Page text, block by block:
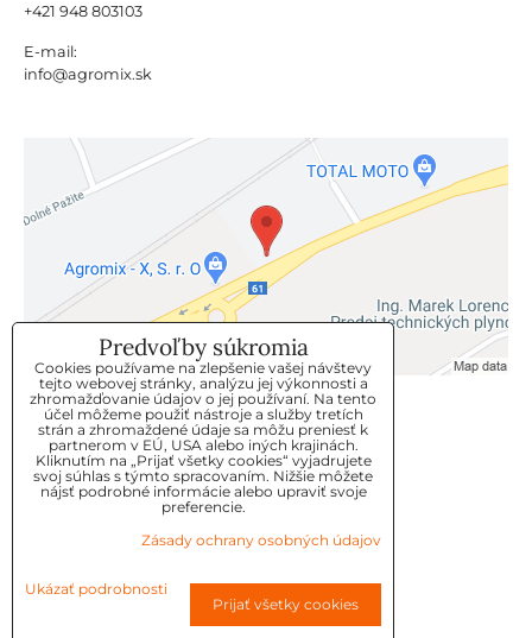
+421 948 803103
E-mail:
info@agromix.sk
KLIENTSKÝ SERVIS
GDPR
KONTAKT
OBJEDNÁVKY
OBCHODNE-PODMIENKY
Predvoľby súkromia
Cookies používame na zlepšenie vašej návštevy
tejto webovej stránky, analýzu jej výkonnosti a
zhromažďovanie údajov o jej používaní. Na tento
účel môžeme použiť nástroje a služby tretích
strán a zhromaždené údaje sa môžu preniesť k
partnerom v EÚ, USA alebo iných krajinách.
Kliknutím na „Prijať všetky cookies“ vyjadrujete
svoj súhlas s týmto spracovaním. Nižšie môžete
nájsť podrobné informácie alebo upraviť svoje
preferencie.
Zásady ochrany osobných údajov
Ukázať podrobnosti
Prijať všetky cookies